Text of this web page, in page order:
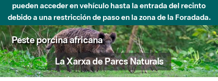
pueden acceder en vehículo hasta la entrada del recinto
debido a una restricción de paso en la zona de la Foradada.
Peste porcina africana
La Xarxa de Parcs Naturals